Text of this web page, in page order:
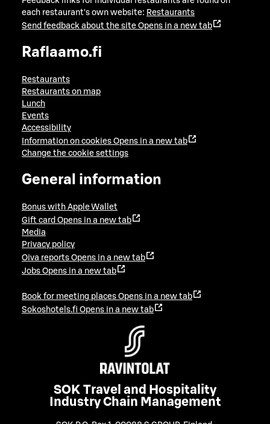
each restaurant's own website: Restaurants
Send feedback about the site Opens in a new tab
Raflaamo.fi
Restaurants
Restaurants on map
Lunch
Events
Accessibility
Information on cookies Opens in a new tab
Change the cookie settings
General information
Bonus with Apple Wallet
Gift card Opens in a new tab
Media
Privacy policy
Oiva reports Opens in a new tab
Jobs Opens in a new tab
Book for meeting places Opens in a new tab
Sokoshotels.fi Opens in a new tab
SOK Travel and Hospitality
Industry Chain Management